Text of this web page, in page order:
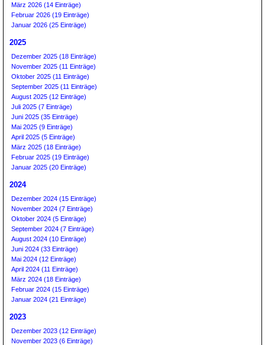
März 2026 (14 Einträge)
Februar 2026 (19 Einträge)
Januar 2026 (25 Einträge)
2025
Dezember 2025 (18 Einträge)
November 2025 (11 Einträge)
Oktober 2025 (11 Einträge)
September 2025 (11 Einträge)
August 2025 (12 Einträge)
Juli 2025 (7 Einträge)
Juni 2025 (35 Einträge)
Mai 2025 (9 Einträge)
April 2025 (5 Einträge)
März 2025 (18 Einträge)
Februar 2025 (19 Einträge)
Januar 2025 (20 Einträge)
2024
Dezember 2024 (15 Einträge)
November 2024 (7 Einträge)
Oktober 2024 (5 Einträge)
September 2024 (7 Einträge)
August 2024 (10 Einträge)
Juni 2024 (33 Einträge)
Mai 2024 (12 Einträge)
April 2024 (11 Einträge)
März 2024 (18 Einträge)
Februar 2024 (15 Einträge)
Januar 2024 (21 Einträge)
2023
Dezember 2023 (12 Einträge)
November 2023 (6 Einträge)